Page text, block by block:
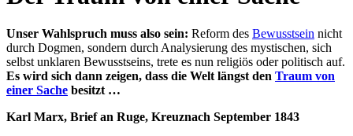
Unser Wahlspruch muss also sein: Reform des Bewusstsein nicht
durch Dogmen, sondern durch Analysierung des mystischen, sich
selbst unklaren Bewusstseins, trete es nun religiös oder politisch auf.
Es wird sich dann zeigen, dass die Welt längst den Traum von
einer Sache besitzt …
Karl Marx, Brief an Ruge, Kreuznach September 1843